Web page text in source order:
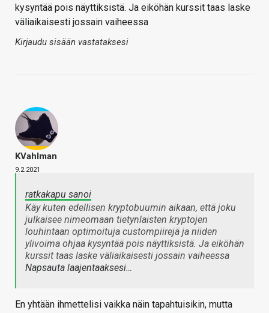
kysyntää pois näyttiksistä. Ja eiköhän kurssit taas laske
väliaikaisesti jossain vaiheessa
Kirjaudu sisään vastataksesi
KVahlman
9.2.2021
ratkakapu sanoi
Käy kuten edellisen kryptobuumin aikaan, että joku
julkaisee nimeomaan tietynlaisten kryptojen
louhintaan optimoituja custompiirejä ja niiden
ylivoima ohjaa kysyntää pois näyttiksistä. Ja eiköhän
kurssit taas laske väliaikaisesti jossain vaiheessa
Napsauta laajentaaksesi…
En yhtään ihmettelisi vaikka näin tapahtuisikin, mutta